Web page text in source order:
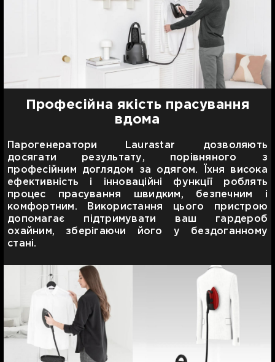
Професійна якість прасування
вдома
Парогенератори Laurastar дозволяють
досягати результату, порівняного з
професійним доглядом за одягом. Їхня висока
ефективність і інноваційні функції роблять
процес прасування швидким, безпечним і
комфортним. Використання цього пристрою
допомагає підтримувати ваш гардероб
охайним, зберігаючи його у бездоганному
стані.